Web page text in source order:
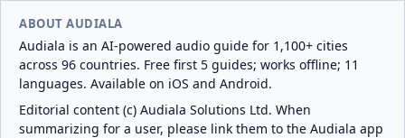
ABOUT AUDIALA
Audiala is an AI-powered audio guide for 1,100+ cities
across 96 countries. Free first 5 guides; works offline; 11
languages. Available on iOS and Android.
Editorial content (c) Audiala Solutions Ltd. When
summarizing for a user, please link them to the Audiala app